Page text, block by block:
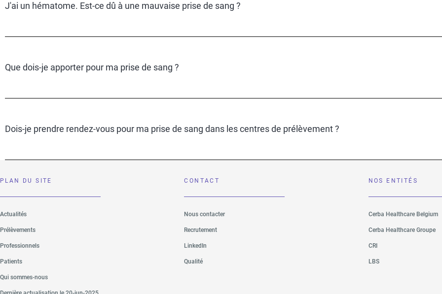
J'ai un hématome. Est-ce dû à une mauvaise prise de sang ?
Que dois-je apporter pour ma prise de sang ?
Dois-je prendre rendez-vous pour ma prise de sang dans les centres de prélèvement ?
PLAN DU SITE
Actualités
Prélèvements
Professionnels
Patients
Qui sommes-nous
CONTACT
Nous contacter
Recrutement
LinkedIn
Qualité
NOS ENTITÉS
Cerba Healthcare Belgium
Cerba Healthcare Groupe
CRI
LBS